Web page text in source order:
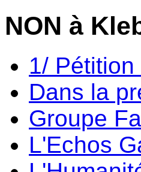
NON à
1/
Dans la
Groupe
L'Echos